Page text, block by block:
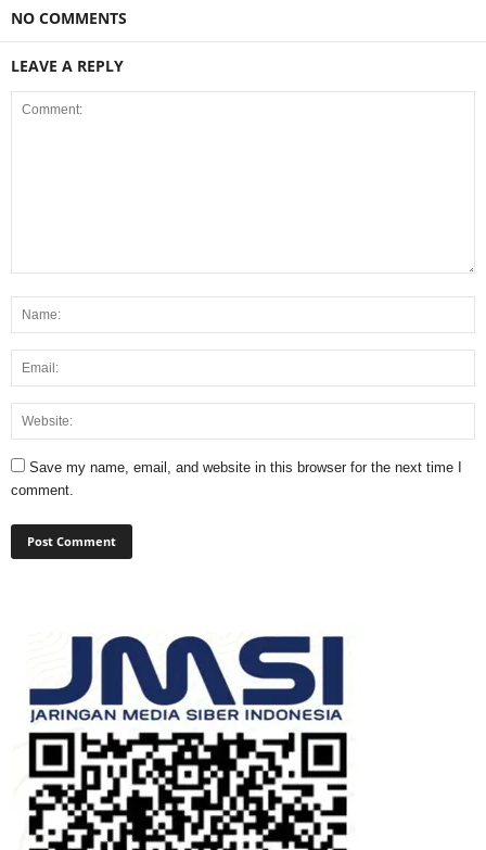
NO COMMENTS
LEAVE A REPLY
Save my name, email, and website in this browser for the next time I
comment.